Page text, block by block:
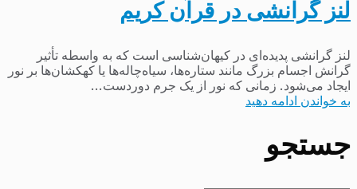
لنز گرانشی در قرآن کریم
لنز گرانشی پدیده‌ای در کیهان‌شناسی است که به واسطه تأثیر
گرانش اجسام بزرگ مانند ستاره‌ها، سیاه‌چاله‌ها یا کهکشان‌ها بر نور
ایجاد می‌شود. زمانی که نور از یک جرم دوردست...
به خواندن ادامه دهید
جستجو